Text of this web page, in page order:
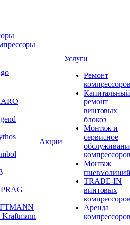
Акции
Услуги
Ремонт
компрессоров
Капитальный
ремонт
винтовых
блоков
Монтаж и
сервисное
компрессоров
Монтаж
пневмолиний
TRADE-IN
винтовых
компрессоров
Аренда
компрессоров